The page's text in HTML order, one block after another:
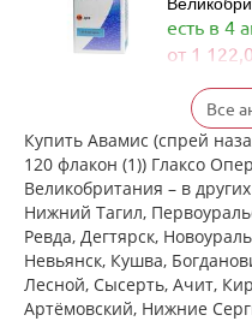
есть в 4
от 1
Флерзини
120 фл.
есть в 1
от
достигнут
Все
Купить Авамис (спрей
120 флакон (1)) Глаксо
Великобритания – в
Нижний Тагил,
Ревда, Дегтярск,
Невьянск, Кушва,
Лесной, Сысерть, Ачит,
Артёмовский, Нижние